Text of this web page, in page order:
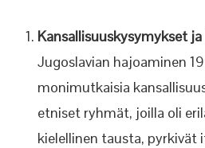
Kansallisuuskysymykset
Jugoslavian hajoaminen
monimutkaisia
etniset ryhmät, joilla oli
kielellinen tausta, pyrkivät